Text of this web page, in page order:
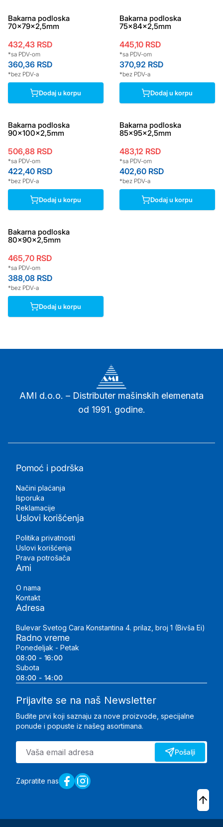
Bakarna podloska
70x79x2,5mm
432,43 RSD
*sa PDV-om
360,36 RSD
*bez PDV-a
Dodaj u korpu
Bakarna podloska
75x84x2,5mm
445,10 RSD
*sa PDV-om
370,92 RSD
*bez PDV-a
Dodaj u korpu
Bakarna podloska
90x100x2,5mm
506,88 RSD
*sa PDV-om
422,40 RSD
*bez PDV-a
Dodaj u korpu
Bakarna podloska
85x95x2,5mm
483,12 RSD
*sa PDV-om
402,60 RSD
*bez PDV-a
Dodaj u korpu
Bakarna podloska
80x90x2,5mm
465,70 RSD
*sa PDV-om
388,08 RSD
*bez PDV-a
Dodaj u korpu
AMI d.o.o. – Distributer mašinskih elemenata
od 1991. godine.
Pomoć i podrška
Načini plaćanja
Isporuka
Reklamacije
Uslovi korišćenja
Politika privatnosti
Uslovi korišćenja
Prava potrošača
Ami
O nama
Kontakt
Adresa
Bulevar Svetog Cara Konstantina 4. prilaz, broj 1 (Bivša Ei)
Radno vreme
Ponedeljak - Petak
08:00 - 16:00
Subota
08:00 - 14:00
Prijavite se na naš Newsletter
Budite prvi koji saznaju za nove proizvode, specijalne
ponude i popuste iz našeg asortimana.
Pošalji
Zapratite nas